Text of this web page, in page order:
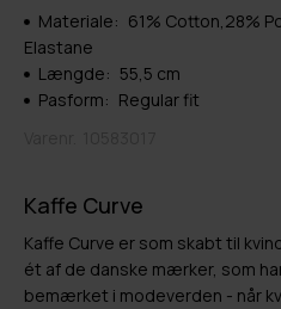
Materiale: 61% Cotton,28%
Elastane
Længde: 55,5 cm
Pasform: Regular fit
Kaffe Curve
Kaffe Curve er som skabt til
ét af de danske mærker, som
bemærket i modeverden - når